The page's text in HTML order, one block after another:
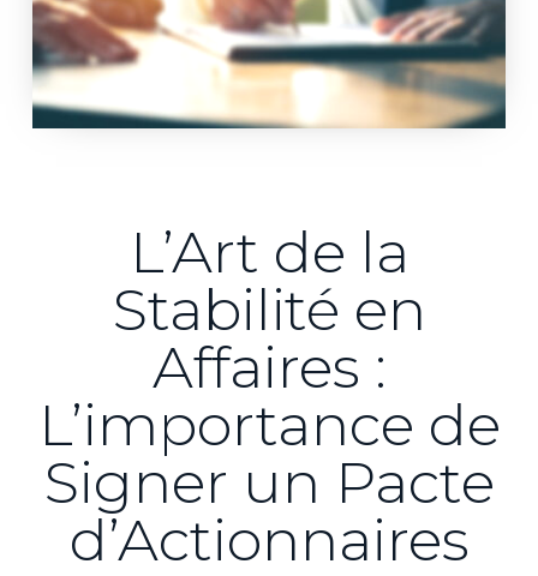
L’Art de la
Stabilité en
Affaires :
L’importance de
Signer un Pacte
d’Actionnaires